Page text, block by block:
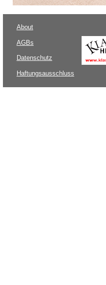
About
AGBs
Datenschutz
Haftungsausschluss